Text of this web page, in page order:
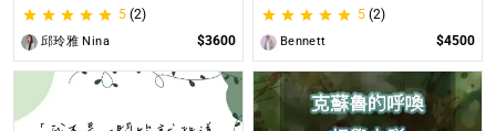
璀璨一生
5 (2)
邱玲雅 Nina $3600
5 (2)
Bennett $4500